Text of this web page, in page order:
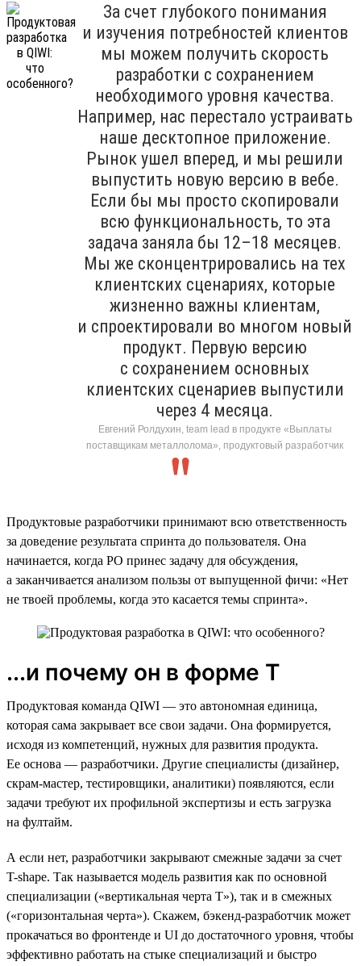
За счет глубокого понимания
и изучения потребностей клиентов
мы можем получить скорость
разработки с сохранением
необходимого уровня качества.
Например, нас перестало устраивать
наше десктопное приложение.
Рынок ушел вперед, и мы решили
выпустить новую версию в вебе.
Если бы мы просто скопировали
всю функциональность, то эта
задача заняла бы 12–18 месяцев.
Мы же сконцентрировались на тех
клиентских сценариях, которые
жизненно важны клиентам,
и спроектировали во многом новый
продукт. Первую версию
с сохранением основных
клиентских сценариев выпустили
через 4 месяца.
Евгений Ролдухин, team lead в продукте «Выплаты
поставщикам металлолома», продуктовый разработчик
Продуктовые разработчики принимают всю ответственность
за доведение результата спринта до пользователя. Она
начинается, когда PO принес задачу для обсуждения,
а заканчивается анализом пользы от выпущенной фичи: «Нет
не твоей проблемы, когда это касается темы спринта».
...и почему он в форме Т
Продуктовая команда QIWI — это автономная единица,
которая сама закрывает все свои задачи. Она формируется,
исходя из компетенций, нужных для развития продукта.
Ее основа — разработчики. Другие специалисты (дизайнер,
скрам-мастер, тестировщики, аналитики) появляются, если
задачи требуют их профильной экспертизы и есть загрузка
на фултайм.
А если нет, разработчики закрывают смежные задачи за счет
T-shape. Так называется модель развития как по основной
специализации («вертикальная черта Т»), так и в смежных
(«горизонтальная черта»). Скажем, бэкенд-разработчик может
прокачаться во фронтенде и UI до достаточного уровня, чтобы
эффективно работать на стыке специализаций и быстро